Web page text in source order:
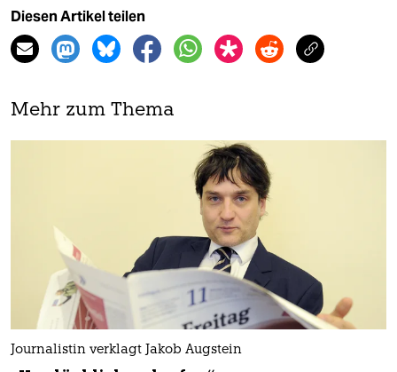
Diesen Artikel teilen
Mehr zum Thema
Journalistin verklagt Jakob Augstein